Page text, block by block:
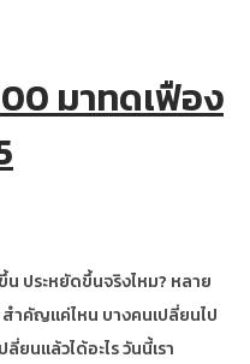
มาทดเฟือง
น ประหยัดขึ้นจริงไหม? หลาย
สำคัญแค่ไหน บางคนเปลี่ยนไป
ยนแล้วได้อะไร วันนี้เรา